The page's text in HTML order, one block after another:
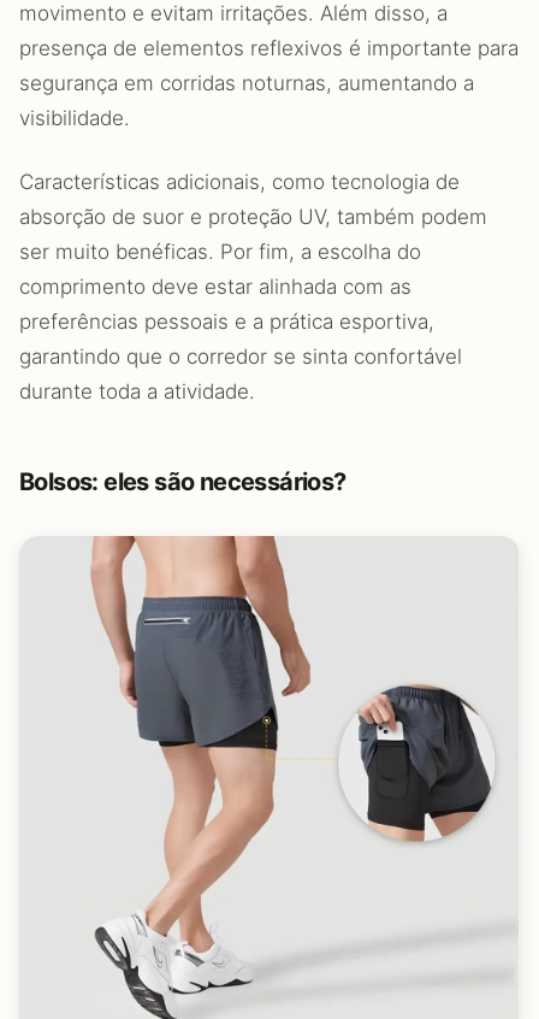
movimento e evitam irritações. Além disso, a
presença de elementos reflexivos é importante para
segurança em corridas noturnas, aumentando a
visibilidade.
Características adicionais, como tecnologia de
absorção de suor e proteção UV, também podem
ser muito benéficas. Por fim, a escolha do
comprimento deve estar alinhada com as
preferências pessoais e a prática esportiva,
garantindo que o corredor se sinta confortável
durante toda a atividade.
Bolsos: eles são necessários?